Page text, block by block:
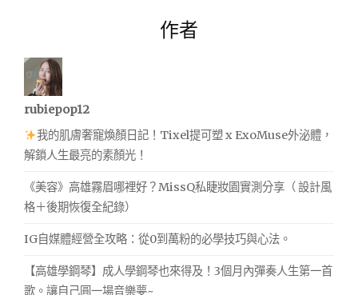
作者
rubiepop12
我的肌膚奢寵煥顏日記！Tixel提可塑 x ExoMuse外泌體，
解鎖人生最亮的素顏光！
《美容》高雄霧眉哪裡好？MissQ私睫妝園實測分享（ 設計風
格＋後期恢復全紀錄）
IG自媒體經營全攻略：從0到萬粉的必學技巧與心法。
【高雄學鋼琴】成人學鋼琴也來得及！3個月內彈奏人生第一首
歌。讓自己圓一場音樂夢~